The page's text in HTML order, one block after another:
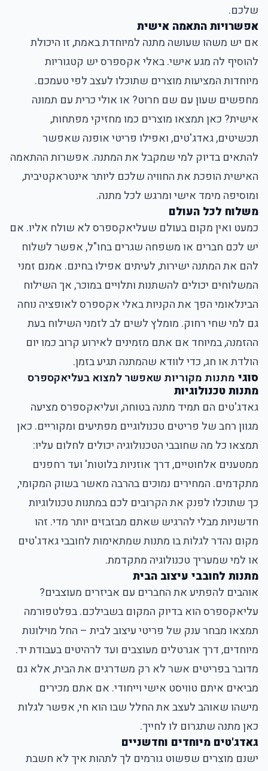
שלכם.
אפשרויות התאמה אישית
אם יש משהו שעושה מתנה למיוחדת באמת, זו היכולת
להוסיף לה מגע אישי. באלי אקספרס יש קטגוריות
מיוחדות המציעות מוצרים שתוכלו לעצב לפי טעמכם.
מחפשים שעון עם שם חרוט? או אולי כרית עם תמונה
אישית? כאן תמצאו מוצרים כמו מחזיקי מפתחות,
תכשיטים, גאדג'טים, ואפילו פריטי אופנה שאפשר
להתאים בדיוק למי שמקבל את המתנה. אפשרות ההתאמה
האישית הופכת את החוויה שלכם ליותר אינטראקטיבית,
ומוסיפה מימד אישי ומרגש לכל מתנה.
משלוח לכל העולם
כמעט ואין מקום בעולם שעליאקספרס לא שולח אליו. אם
יש לכם חברים או משפחה שגרים בחו"ל, אפשר לשלוח
להם את המתנה ישירות, לעיתים אפילו בחינם. אמנם זמני
המשלוחים יכולים להשתנות ותלויים במוכר, אך השילוח
הבינלאומי הפך את הקניות באלי אקספרס לאופציה נוחה
גם למי שחי רחוק. מומלץ לשים לב לזמני השילוח בעת
ההזמנה, במיוחד אם אתם מזמינים לאירוע קרוב כמו יום
הולדת או חג, כדי לוודא שהמתנה תגיע בזמן.
סוגי מתנות מקוריות שאפשר למצוא בעליאקספרס
מתנות טכנולוגיות
גאדג'טים הם תמיד מתנה בטוחה, ועליאקספרס מציעה
מגוון רחב של פריטים טכנולוגיים מפתיעים ומקוריים. כאן
תמצאו כל מה שחובבי הטכנולוגיה יכולים לחלום עליו:
ממטענים אלחוטיים, דרך אוזניות בלוטות' ועד רחפנים
מתקדמים. המחירים נמוכים בהרבה מאשר בשוק המקומי,
כך שתוכלו לפנק את הקרובים לכם במתנות טכנולוגיות
חדשניות מבלי להרגיש שאתם מבזבזים יותר מדי. זהו
מקום נהדר לגלות בו מתנות שמתאימות לחובבי גאדג'טים
או למי שמעריך טכנולוגיה מתקדמת.
מתנות לחובבי עיצוב הבית
אוהבים להפתיע את החברים עם אביזרים מעוצבים?
עליאקספרס הוא בדיוק המקום בשבילכם. בפלטפורמה
תמצאו מבחר ענק של פריטי עיצוב לבית – החל מוילונות
מיוחדים, דרך אגרטלים מעוצבים ועד לרהיטים בעבודת יד.
מדובר בפריטים אשר לא רק משדרגים את הבית, אלא גם
מביאים איתם טוויסט אישי וייחודי. אם אתם מכירים
מישהו שאוהב לעצב את החלל שבו הוא חי, אפשר לגלות
כאן מתנה שתגרום לו לחייך.
גאדג'טים מיוחדים וחדשניים
ישנם מוצרים שפשוט גורמים לך לתהות איך לא חשבת